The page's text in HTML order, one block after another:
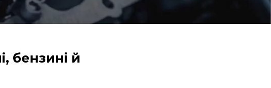
бензині й